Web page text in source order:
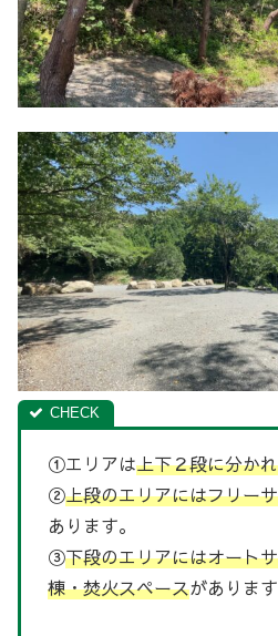
①エリアは上下２段に分か
②上段のエリアにはフリー
あります。
③下段のエリアにはオート
棟・焚火スペースがあります